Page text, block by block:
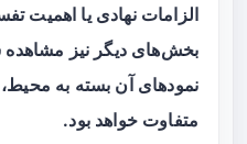
الزامات نهادی یا اهمیت
بخش‌های دیگر نیز مشاهده
نمودهای آن بسته به
متفاوت خواهد بود.